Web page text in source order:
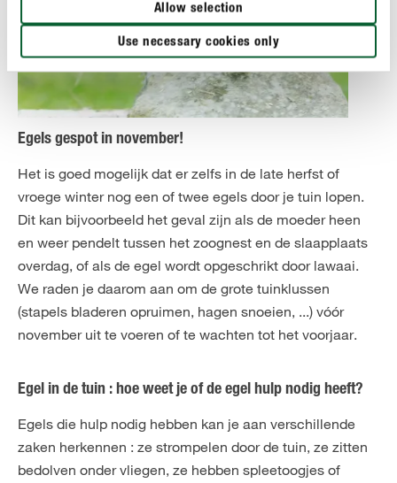
Allow selection
Use necessary cookies only
Egels gespot in november!
Het is goed mogelijk dat er zelfs in de late herfst of
vroege winter nog een of twee egels door je tuin lopen.
Dit kan bijvoorbeeld het geval zijn als de moeder heen
en weer pendelt tussen het zoognest en de slaapplaats
overdag, of als de egel wordt opgeschrikt door lawaai.
We raden je daarom aan om de grote tuinklussen
(stapels bladeren opruimen, hagen snoeien, ...) vóór
november uit te voeren of te wachten tot het voorjaar.
Egel in de tuin : hoe weet je of de egel hulp nodig heeft?
Egels die hulp nodig hebben kan je aan verschillende
zaken herkennen : ze strompelen door de tuin, ze zitten
bedolven onder vliegen, ze hebben spleetoogjes of